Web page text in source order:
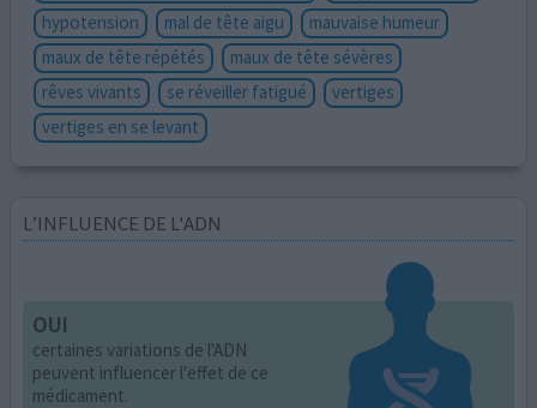
hypotension
mal de tête aigu
mauvaise humeur
maux de tête répétés
maux de tête sévères
rêves vivants
se réveiller fatigué
vertiges
vertiges en se levant
L’INFLUENCE DE L'ADN
OUI
certaines variations de l'ADN
peuvent influencer l'effet de ce
médicament.